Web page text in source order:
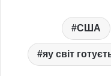
США
яу світ